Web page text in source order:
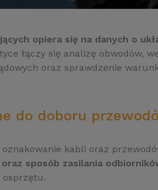
opiera się na danych o
łączy się analizę obwodów,
oraz sprawdzenie
do doboru
kabli oraz
oraz sposób zasilania